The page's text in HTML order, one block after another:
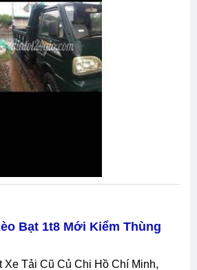
Bạt 1t8 Mới Kiểm Thùng